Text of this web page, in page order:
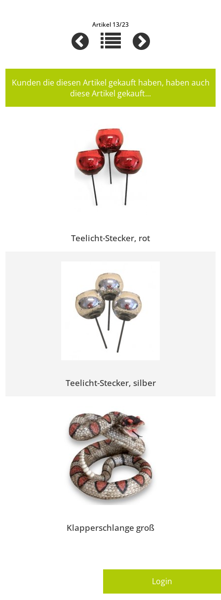
Artikel 13/23
Kunden die diesen Artikel gekauft haben, haben auch
diese Artikel gekauft...
Teelicht-Stecker, rot
Teelicht-Stecker, silber
Klapperschlange groß
Login